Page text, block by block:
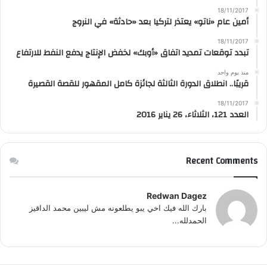
18/11/2017
أمين عام «ناتو» يعتذر لتركيا بعد «حادثة» في النروج
18/11/2017
تبدد توقعات تمديد اتفاق «أوبك» لخفض الإنتاج يدفع النفط للارتفاع
منذ يوم واحد
قريبًا.. انطلاق الدورة الثالثة لجائزة كامل المقهور للقصة القصيرة
18/11/2017
العدد 121، الثلاثاء، 26 يناير 2016
Recent Comments
Redwan Dagez
بارك الله فيك اخي يبو يطلعونه مش ليبين محمد الداقيز
الحمدلله...